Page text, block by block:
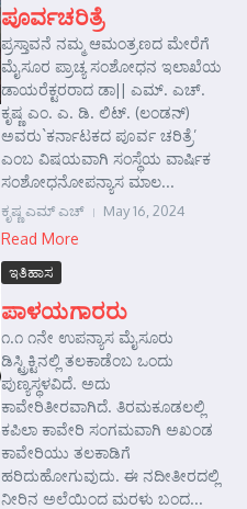
ಪೂರ್ವಚರಿತ್ರೆ
ಪ್ರಸ್ತಾವನೆ ನಮ್ಮ ಆಮಂತ್ರಣದ ಮೇರೆಗೆ
ಮೈಸೂರ ಪ್ರಾಚ್ಯ ಸಂಶೋಧನ ಇಲಾಖೆಯ
ಡಾಯರೆಕ್ಟರರಾದ ಡಾ|| ಎಮ್. ಎಚ್.
ಕೃಷ್ಣ ಎಂ. ಎ. ಡಿ. ಲಿಟ್. (ಲಂಡನ್)
ಅವರು`ಕರ್ನಾಟಕದ ಪೂರ್ವ ಚರಿತ್ರೆ’
ಎಂಬ ವಿಷಯವಾಗಿ ಸಂಸ್ಥೆಯ ವಾರ್ಷಿಕ
ಸಂಶೋಧನೋಪನ್ಯಾಸ ಮಾಲ...
ಕೃಷ್ಣ ಎಮ್ ಎಚ್ May 16, 2024
Read More
ಇತಿಹಾಸ
ಪಾಳಯಗಾರರು
೧.೧ ೧ನೇ ಉಪನ್ಯಾಸ ಮೈಸೂರು
ಡಿಸ್ಟ್ರಿಕ್ಟಿನಲ್ಲಿ ತಲಕಾಡೆಂಬ ಒಂದು
ಪುಣ್ಯಸ್ಥಳವಿದೆ. ಅದು
ಕಾವೇರಿತೀರವಾಗಿದೆ. ತಿರಮಕೂಡಲಲ್ಲಿ
ಕಪಿಲಾ ಕಾವೇರಿ ಸಂಗಮವಾಗಿ ಅಖಂಡ
ಕಾವೇರಿಯು ತಲಕಾಡಿಗೆ
ಹರಿದುಹೋಗುವುದು. ಈ ನದೀತೀರದಲ್ಲಿ
ನೀರಿನ ಅಲೆಯಿಂದ ಮರಳು ಬಂದ...